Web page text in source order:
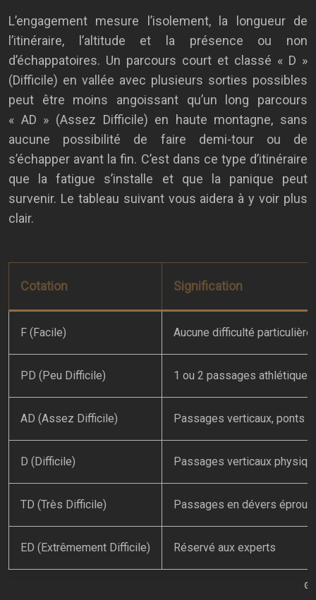
L’engagement mesure l’isolement, la longueur de
l’itinéraire, l’altitude et la présence ou non
d’échappatoires. Un parcours court et classé « D »
(Difficile) en vallée avec plusieurs sorties possibles
peut être moins angoissant qu’un long parcours
« AD » (Assez Difficile) en haute montagne, sans
aucune possibilité de faire demi-tour ou de
s’échapper avant la fin. C’est dans ce type d’itinéraire
que la fatigue s’installe et que la panique peut
survenir. Le tableau suivant vous aidera à y voir plus
clair.
Cotation Signification
F (Facile) Aucune difficulté particulière
PD (Peu Difficile) 1 ou 2 passages athlétiques
AD (Assez Difficile) Passages verticaux, ponts
D (Difficile) Passages verticaux
TD (Très Difficile) Passages en dévers
ED (Extrêmement Difficile) Réservé aux experts